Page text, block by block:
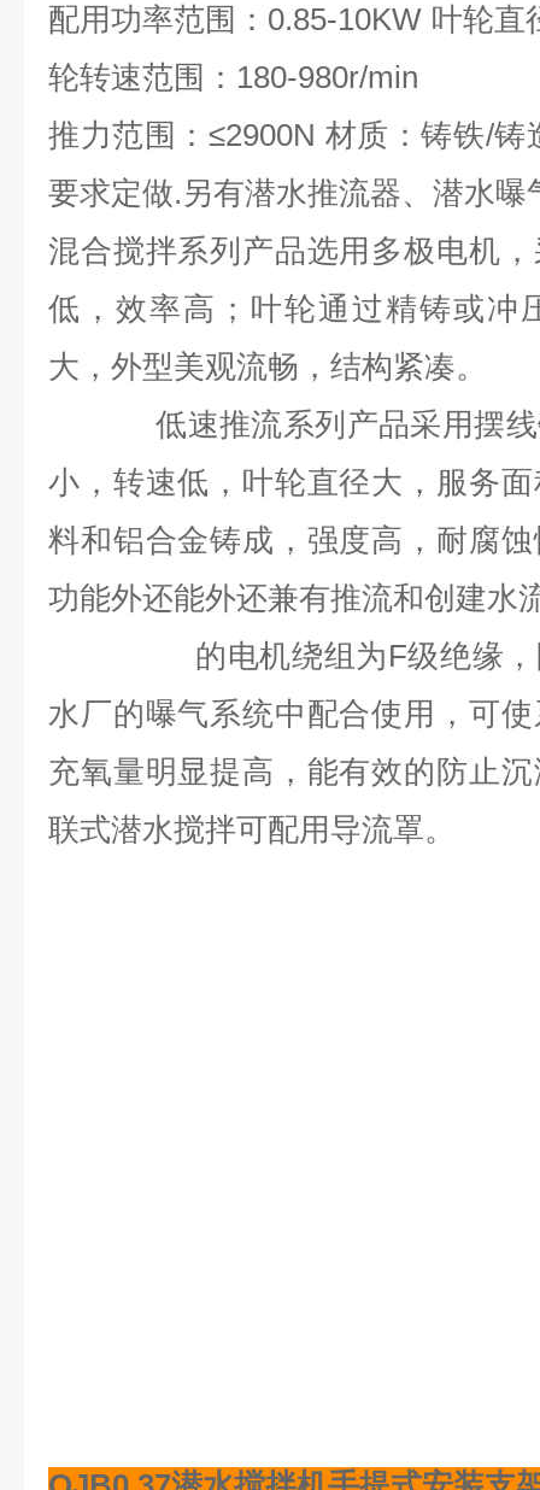
配用功率范围：0.85-10KW 叶轮直
轮转速范围：180-980r/min
推力范围：≤2900N 材质：铸铁/
要求定做.另有潜水推流器、潜水曝
混合搅拌系列产品选用多极电机
低，效率高；叶轮通过精铸或冲
大，外型美观流畅，结构紧凑。
低速推流系列产品采用摆线
小，转速低，叶轮直径大，服务
料和铝合金铸成，强度高，耐腐
功能外还能外还兼有推流和创建水
的电机绕组为F级绝缘，防
水厂的曝气系统中配合使用，可
充氧量明显提高，能有效的防止
联式潜水搅拌可配用导流罩。